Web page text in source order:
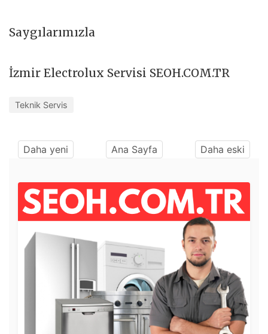
Saygılarımızla
İzmir Electrolux Servisi SEOH.COM.TR
Teknik Servis
Daha yeni Ana Sayfa Daha eski